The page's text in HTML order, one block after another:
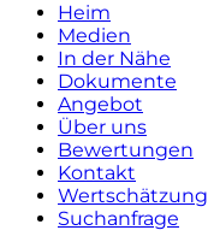
Heim
Medien
In der Nähe
Dokumente
Angebot
Über uns
Bewertungen
Kontakt
Wertschätzung
Suchanfrage